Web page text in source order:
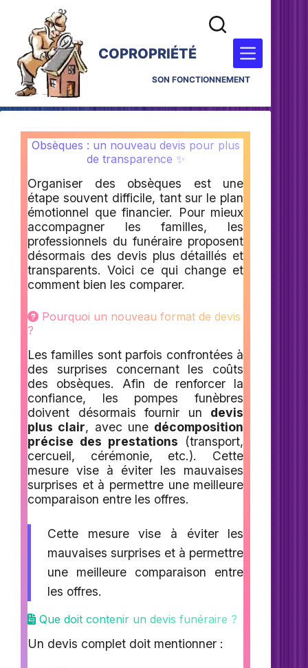
COPROPRIÉTÉ
SON FONCTIONNEMENT
Obsèques : un nouveau devis pour plus
de transparence ✨
Organiser des obsèques est une
étape souvent difficile, tant sur le plan
émotionnel que financier. Pour mieux
accompagner les familles, les
professionnels du funéraire proposent
désormais des devis plus détaillés et
transparents. Voici ce qui change et
comment bien les comparer.
Pourquoi un nouveau format de devis
?
Les familles sont parfois confrontées à
des surprises concernant les coûts
des obsèques. Afin de renforcer la
confiance, les pompes funèbres
doivent désormais fournir un devis
plus clair, avec une décomposition
précise des prestations (transport,
cercueil, cérémonie, etc.). Cette
mesure vise à éviter les mauvaises
surprises et à permettre une meilleure
comparaison entre les offres.
Cette mesure vise à éviter les
mauvaises surprises et à permettre
une meilleure comparaison entre
les offres.
Que doit contenir un devis funéraire ?
Un devis complet doit mentionner :